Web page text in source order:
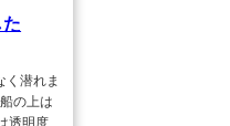
く潜れま
の上は
透明度